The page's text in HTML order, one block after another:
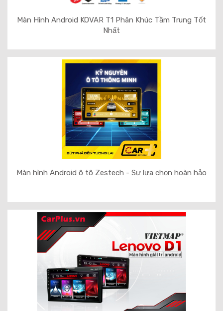
Màn Hình Android KOVAR T1 Phân Khúc Tầm Trung Tốt
Nhất
Màn hình Android ô tô Zestech - Sự lựa chọn hoàn hảo